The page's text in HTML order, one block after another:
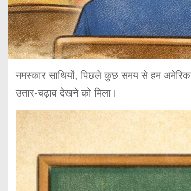
नमस्कार साथियों, पिछले कुछ समय से हम अमेरिका
उतार-चढ़ाव देखने को मिला।